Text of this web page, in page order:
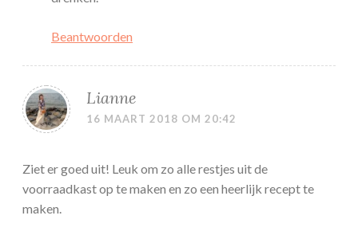
Beantwoorden
Lianne
16 MAART 2018 OM 20:42
Ziet er goed uit! Leuk om zo alle restjes uit de
voorraadkast op te maken en zo een heerlijk recept te
maken.